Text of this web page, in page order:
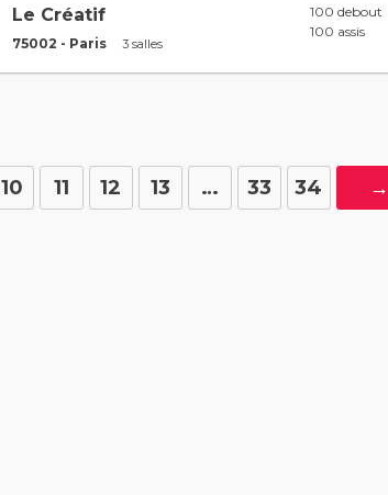
Le Créatif
75002 - Paris 3 salles
100 debout
100 assis
10 11 12 13 … 33 34 →